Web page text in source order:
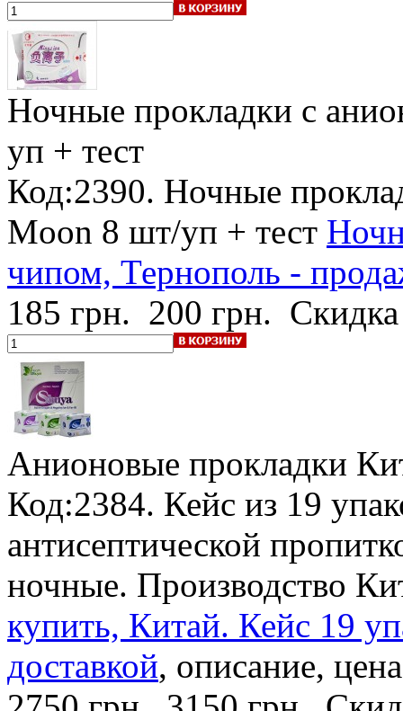
Ночные прокладки с
уп + тест
Код:2390. Ночные
Moon 8 шт/уп + тест
чипом, Тернополь -
185 грн. 200 грн.
Анионовые прокладки
Код:2384. Кейс из 19
антисептической
ночные. Производство
купить, Китай. Кейс 19
доставкой, описание,